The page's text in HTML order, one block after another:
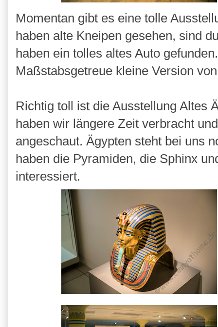
Momentan gibt es eine tolle
haben alte Kneipen gesehen, sind
haben ein tolles altes Auto
Maßstabsgetreue kleine Version
Richtig toll ist die Ausstellung Altes
haben wir längere Zeit verbracht
angeschaut. Ägypten steht bei uns
haben die Pyramiden, die Sphinx
interessiert.